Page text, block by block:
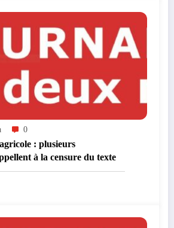
0
: plusieurs
à la censure du texte